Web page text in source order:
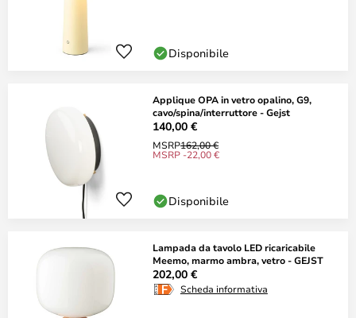
Disponibile
Applique OPA in vetro opalino, G9,
cavo/spina/interruttore - Gejst
140,00 €
MSRP162,00 €
MSRP -22,00 €
Disponibile
Lampada da tavolo LED ricaricabile
Meemo, marmo ambra, vetro - GEJST
202,00 €
Scheda informativa